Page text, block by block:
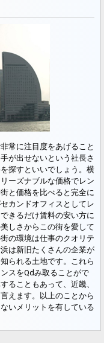
常に注目度をあげること
が出せないという社長さ
探すといいでしょう。横
ーズナブルな価格でレン
と価格を比べると完全に
カンドオフィスとしてレ
きるだけ賃料の安い方に
しさからこの街を愛して
の環境は仕事のクオリテ
は新旧たくさんの企業が
られる土地です。これら
スをQdみ取ることがで
ることもあって、近畿、
えます。以上のことから
いメリットを有している